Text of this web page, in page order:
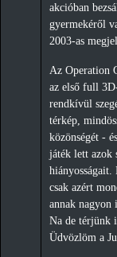
akcióban
gyermekéről
2003-as
Az Operation
az első full
rendkívül
térkép,
közönségét -
játék lett azok
hiányosságait.
csak azért
annak nagyon
Na de térjünk
Üdvözlöm a